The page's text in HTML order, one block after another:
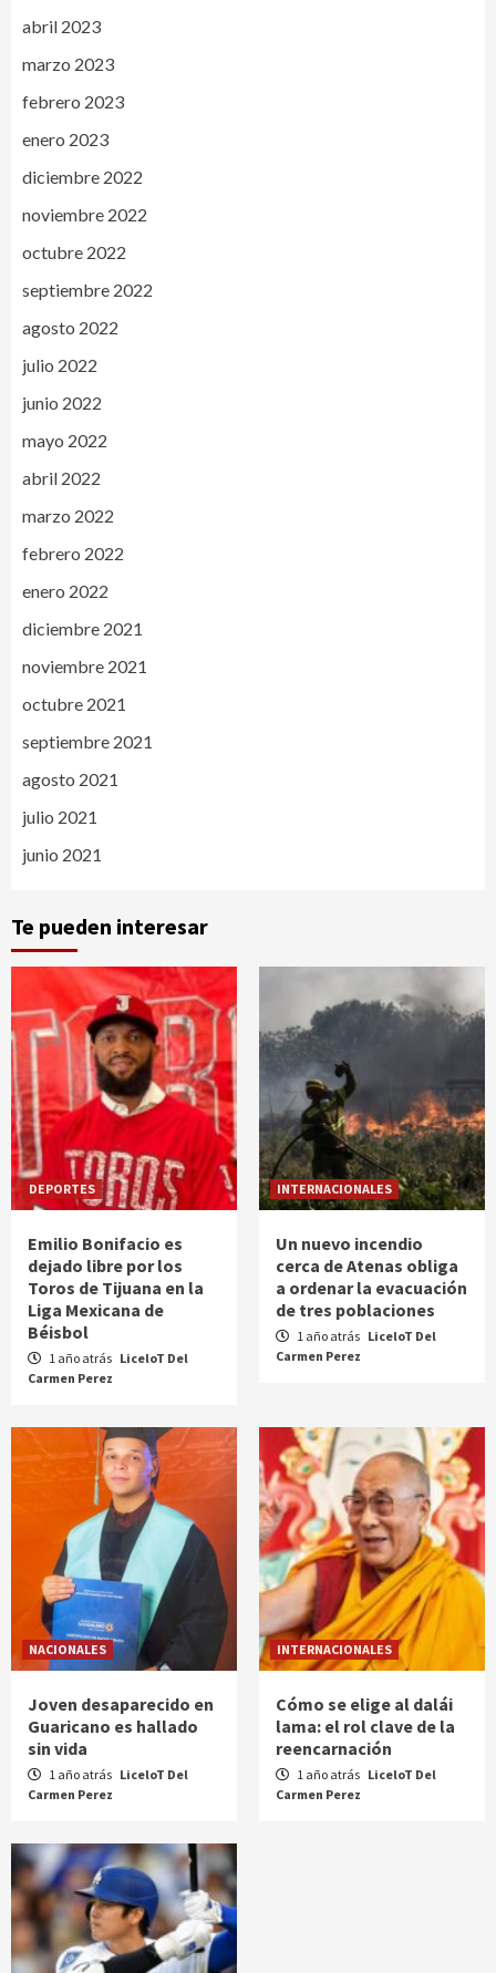
abril 2023
marzo 2023
febrero 2023
enero 2023
diciembre 2022
noviembre 2022
octubre 2022
septiembre 2022
agosto 2022
julio 2022
junio 2022
mayo 2022
abril 2022
marzo 2022
febrero 2022
enero 2022
diciembre 2021
noviembre 2021
octubre 2021
septiembre 2021
agosto 2021
julio 2021
junio 2021
Te pueden interesar
DEPORTES
Emilio Bonifacio es
dejado libre por los
Toros de Tijuana en la
Liga Mexicana de
Béisbol
1 año atrás LiceloT Del
Carmen Perez
INTERNACIONALES
Un nuevo incendio
cerca de Atenas obliga
a ordenar la evacuación
de tres poblaciones
1 año atrás LiceloT Del
Carmen Perez
NACIONALES
Joven desaparecido en
Guaricano es hallado
sin vida
1 año atrás LiceloT Del
Carmen Perez
INTERNACIONALES
Cómo se elige al dalái
lama: el rol clave de la
reencarnación
1 año atrás LiceloT Del
Carmen Perez